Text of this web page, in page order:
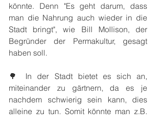
könnte. Denn "Es geht darum, dass
man die Nahrung auch wieder in die
Stadt bringt", wie Bill Mollison, der
Begründer der Permakultur, gesagt
haben soll.
🌳 In der Stadt bietet es sich an,
miteinander zu gärtnern, da es je
nachdem schwierig sein kann, dies
alleine zu tun. Somit könnte man z.B.